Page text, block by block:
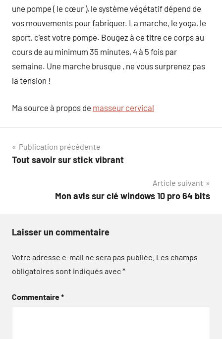
une pompe ( le cœur ), le système végétatif dépend de
vos mouvements pour fabriquer. La marche, le yoga, le
sport, c’est votre pompe. Bougez à ce titre ce corps au
cours de au minimum 35 minutes, 4 à 5 fois par
semaine. Une marche brusque , ne vous surprenez pas
la tension !
Ma source à propos de masseur cervical
Navigation
de
Publication précédente
Tout savoir sur stick vibrant
Article suivant
Mon avis sur clé windows 10 pro 64 bits
Laisser un commentaire
Votre adresse e-mail ne sera pas publiée. Les champs
obligatoires sont indiqués avec*
Commentaire*